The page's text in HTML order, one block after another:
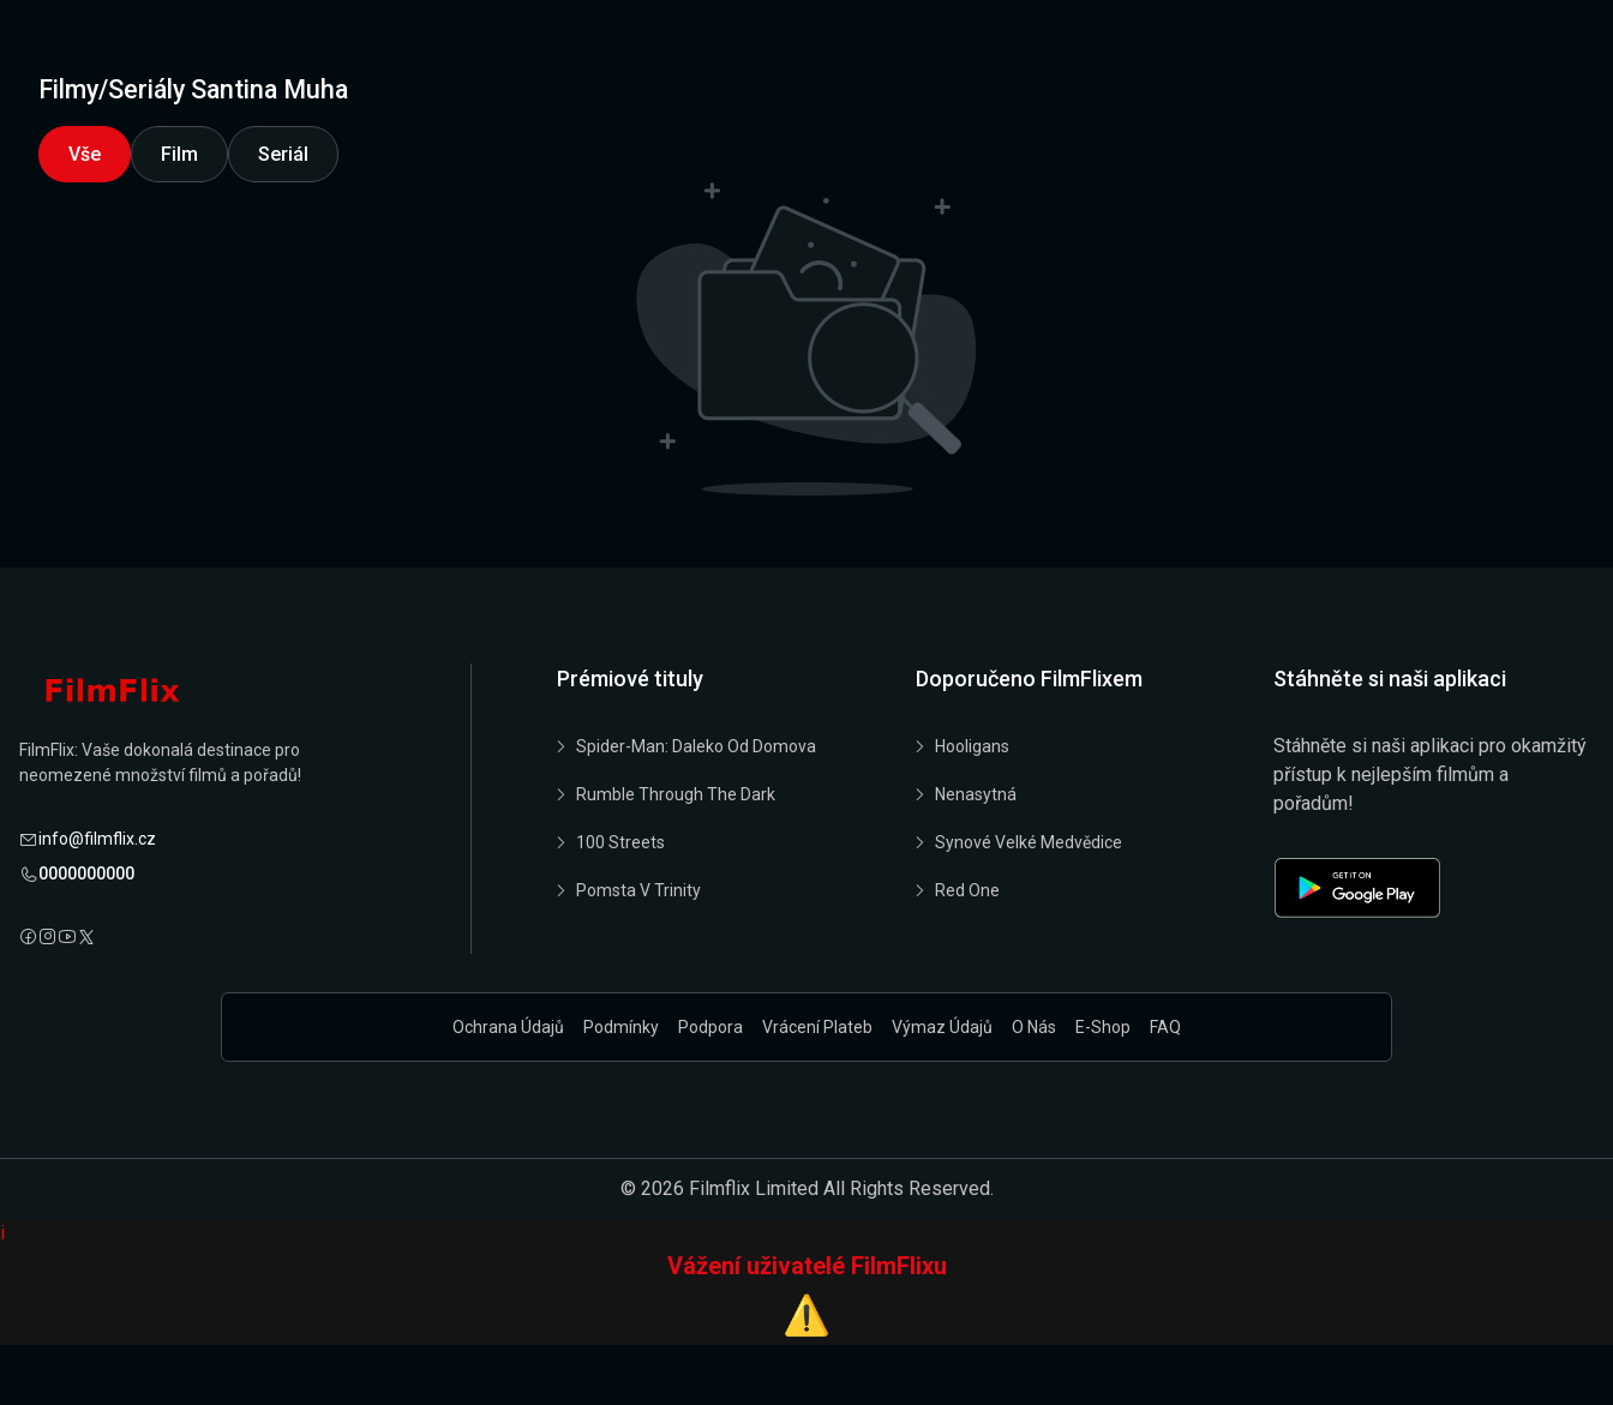
Filmy/Seriály Santina Muha
Vše Film Seriál
FilmFlix: Vaše dokonalá destinace pro
neomezené množství filmů a pořadů!
info@filmflix.cz
0000000000
Prémiové tituly
Spider-Man: Daleko Od Domova
Rumble Through The Dark
100 Streets
Pomsta V Trinity
Doporučeno FilmFlixem
Hooligans
Nenasytná
Synové Velké Medvědice
Red One
Stáhněte si naši aplikaci
Stáhněte si naši aplikaci pro okamžitý
přístup k nejlepším filmům a
pořadům!
Ochrana Údajů Podmínky Podpora Vrácení Plateb Výmaz Údajů O Nás E-Shop FAQ
© 2026 Filmflix Limited All Rights Reserved.
i
Vážení uživatelé FilmFlixu
⚠️